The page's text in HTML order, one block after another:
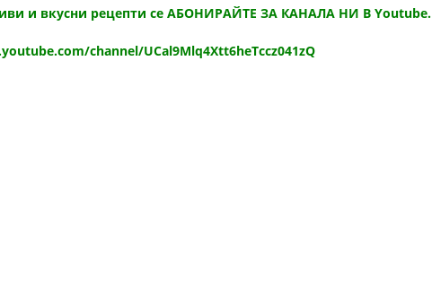
и вкусни рецепти се АБОНИРАЙТЕ ЗА КАНАЛА НИ В Youtube.
channel/UCal9Mlq4Xtt6heTccz041zQ